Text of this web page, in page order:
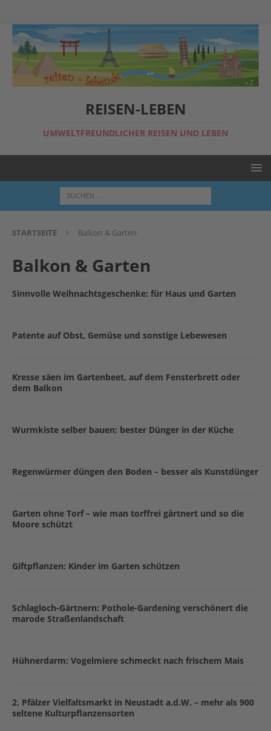
REISEN-LEBEN
UMWELTFREUNDLICHER REISEN UND LEBEN
STARTSEITE Balkon & Garten
Balkon & Garten
Sinnvolle Weihnachtsgeschenke: für Haus und Garten
Patente auf Obst, Gemüse und sonstige Lebewesen
Kresse säen im Gartenbeet, auf dem Fensterbrett oder
dem Balkon
Wurmkiste selber bauen: bester Dünger in der Küche
Regenwürmer düngen den Boden – besser als Kunstdünger
Garten ohne Torf – wie man torffrei gärtnert und so die
Moore schützt
Giftpflanzen: Kinder im Garten schützen
Schlagloch-Gärtnern: Pothole-Gardening verschönert die
marode Straßenlandschaft
Hühnerdarm: Vogelmiere schmeckt nach frischem Mais
2. Pfälzer Vielfaltsmarkt in Neustadt a.d.W. – mehr als 900
seltene Kulturpflanzensorten